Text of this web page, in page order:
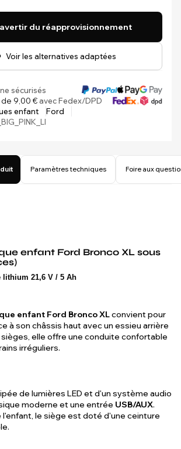
du réapprovisionnement
Voir les alternatives adaptées
sécurisés
de 9,00 €avec Fedex/DPD
enfant
Ford
Paramètres techniques Foire aux
enfant Ford Bronco XL sous
lithium 21,6 V / 5 Ah
enfant Ford Bronco XLconvient pour
à son châssis haut avec un essieu arrière
elle offre une conduite confortable
irréguliers.
de lumières LED et d'un système audio
moderne et une entrée USB/AUX.
l'enfant, le siège est doté d'une ceinture